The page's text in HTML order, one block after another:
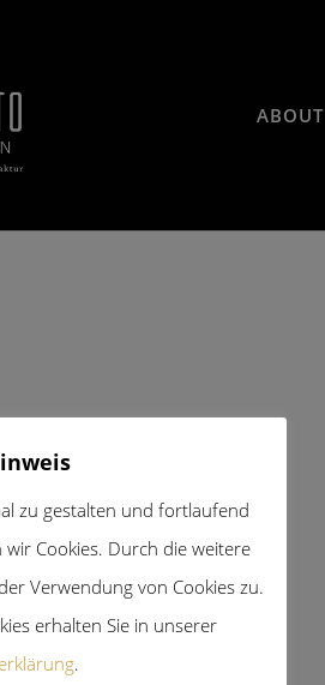
ABOUT
zu gestalten und fortlaufend
Cookies. Durch die weitere
Verwendung von Cookies zu.
erhalten Sie in unserer
.